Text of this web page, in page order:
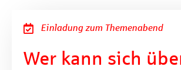
Einladung zum Themenabend
Wer kann sich